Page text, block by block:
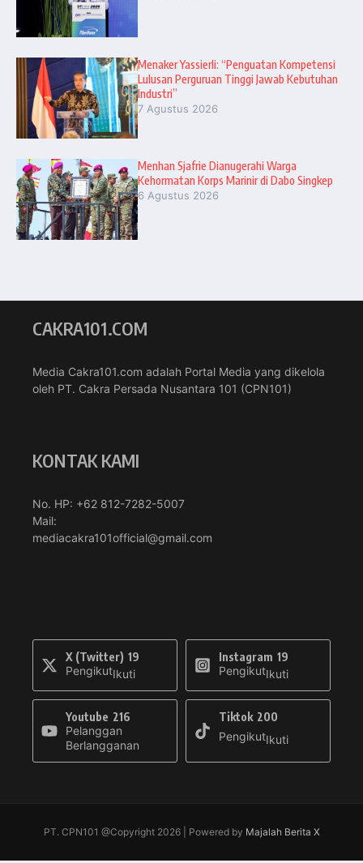
Menaker Yassierli: “Penguatan Kompetensi
Lulusan Perguruan Tinggi Jawab Kebutuhan
Industri”
7 Agustus 2026
Menhan Sjafrie Dianugerahi Warga
Kehormatan Korps Marinir di Dabo Singkep
6 Agustus 2026
CAKRA101.COM
Media Cakra101.com adalah Portal Media yang dikelola
oleh PT. Cakra Persada Nusantara 101 (CPN101)
KONTAK KAMI
No. HP: +62 812-7282-5007
Mail:
mediacakra101official@gmail.com
X (Twitter) 19
PengikutIkuti
Instagram 19
PengikutIkuti
Youtube 216
Pelanggan
Berlangganan
Tiktok 200
PengikutIkuti
PT. CPN101 @Copyright 2026 | Powered by Majalah Berita X